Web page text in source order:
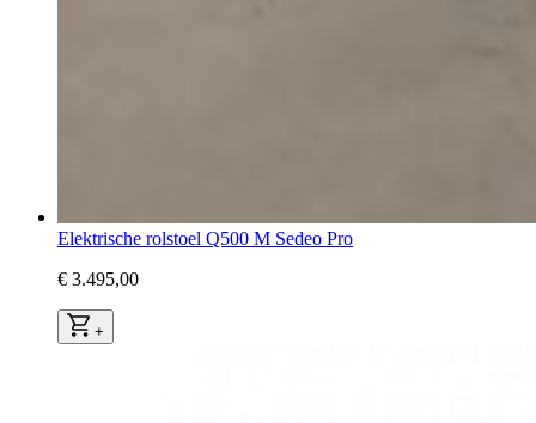
Elektrische rolstoel Q500 M Sedeo Pro
€ 3.495,00
+